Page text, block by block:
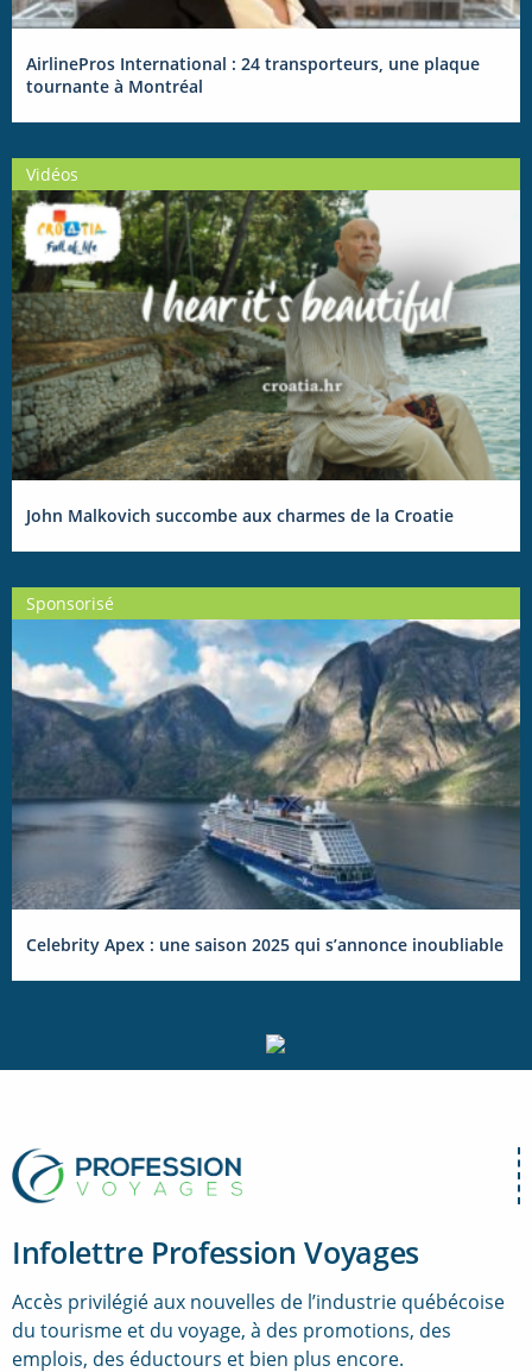
AirlinePros International : 24 transporteurs, une plaque
tournante à Montréal
Vidéos
John Malkovich succombe aux charmes de la Croatie
Sponsorisé
Celebrity Apex : une saison 2025 qui s’annonce inoubliable
Infolettre Profession Voyages
Accès privilégié aux nouvelles de l’industrie québécoise
du tourisme et du voyage, à des promotions, des
emplois, des éductours et bien plus encore.